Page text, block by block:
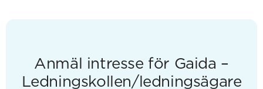
Anmäl intresse för Gaida –
Ledningskollen/ledningsägare